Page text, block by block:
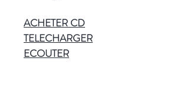
ACHETER CD
TELECHARGER
ECOUTER